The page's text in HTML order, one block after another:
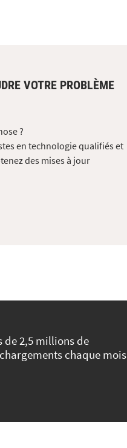
VOTRE PROBLÈME
?
en technologie qualifiés et
des mises à jour
de 2,5 millions de
chaque mois